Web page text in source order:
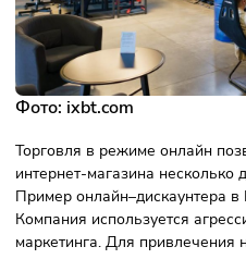
Популярность онлайн-
пандемии COVID-19.
привлекла идея открытия
пространстве. Это
помещения, найме
исключить другие